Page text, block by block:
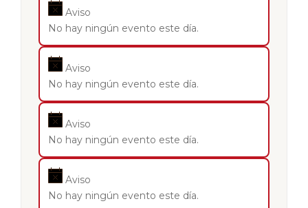
Aviso
No hay ningún evento este día.
Aviso
No hay ningún evento este día.
Aviso
No hay ningún evento este día.
Aviso
No hay ningún evento este día.